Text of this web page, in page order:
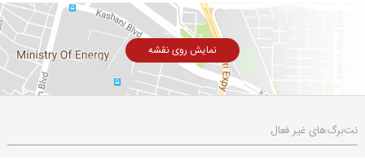
نمایش روی نقشه
نت‌برگ‌های غیر فعال